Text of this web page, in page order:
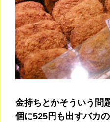
金持ちとかそういう問
個に525円も出すバカ